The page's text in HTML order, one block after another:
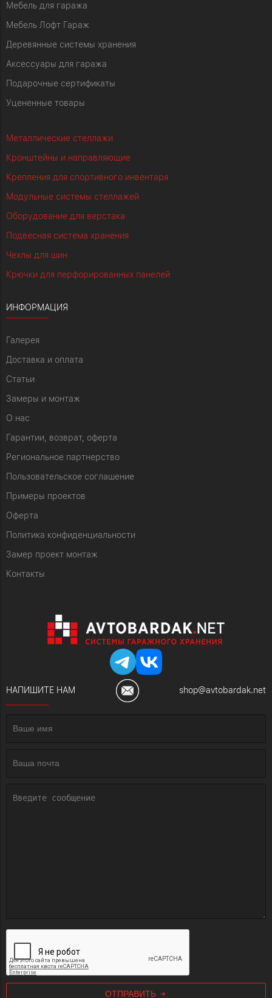
Мебель для гаража
Мебель Лофт Гараж
Деревянные системы хранения
Аксессуары для гаража
Подарочные сертификаты
Уцененные товары
Металлические стеллажи
Кронштейны и направляющие
Крепления для спортивного инвентаря
Модульные системы стеллажей
Оборудование для верстака
Подвесная система хранения
Чехлы для шин
Крючки для перфорированных панелей
ИНФОРМАЦИЯ
Галерея
Доставка и оплата
Статьи
Замеры и монтаж
О нас
Гарантии, возврат, оферта
Региональное партнерство
Пользовательское соглашение
Примеры проектов
Оферта
Политика конфиденциальности
Замер проект монтаж
Контакты
НАПИШИТЕ НАМ shop@avtobardak.net
ОТПРАВИТЬ